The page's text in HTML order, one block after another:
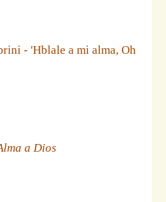
- 'Hblale a mi alma, Oh
a Dios